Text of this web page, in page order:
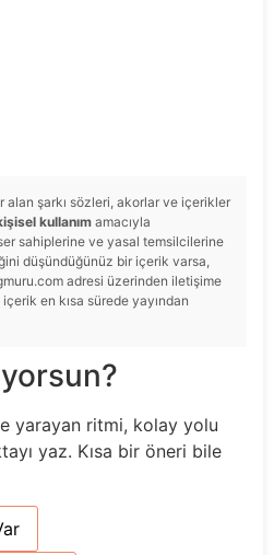
alan şarkı sözleri, akorlar ve içerikler
kullanımamacıyla
sahiplerine ve yasal temsilcilerine
düşündüğünüz bir içerik varsa,
adresi üzerinden iletişime
en kısa sürede yayından
yarayan ritmi, kolay yolu
yaz. Kısa bir öneri bile